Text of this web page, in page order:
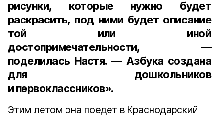
рисунки, которые нужно будет
раскрасить, под ними будет описание
той или иной
достопримечательности, —
поделилась Настя. — Азбука создана
для дошкольников
и первоклассников».
Этим летом она поедет в Краснодарский